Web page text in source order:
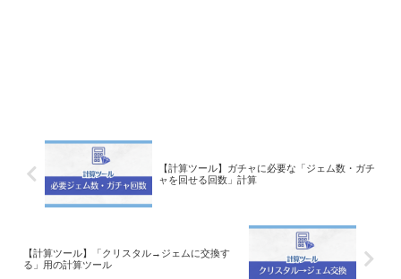
【計算ツール】ガチャに必要な「ジェム数・ガチ
ャを回せる回数」計算
【計算ツール】「クリスタル→ジェムに交換す
る」用の計算ツール